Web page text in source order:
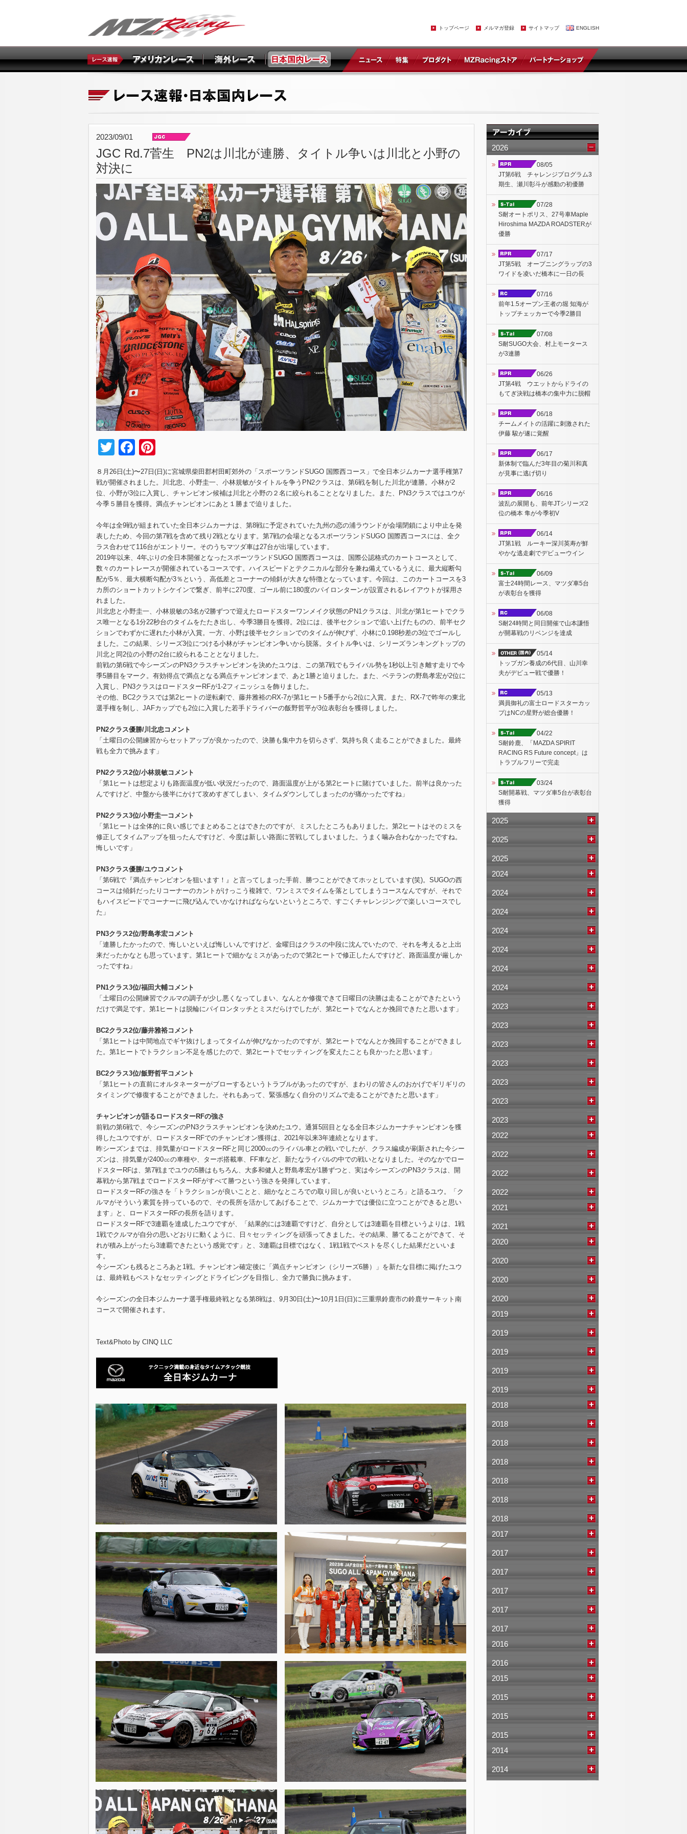
トップページ メルマガ登録 サイトマップ ENGLISH
2023/09/01
JGC Rd.7菅生 PN2は川北が連勝、タイトル争いは川北と小野の
対決に
TwitterFacebook
８月26日(土)〜27日(日)に宮城県柴田郡村田町郊外の「スポーツランドSUGO 国際西コース」で全日本ジムカーナ選手権第7
戦が開催されました。川北忠、小野圭一、小林規敏がタイトルを争うPN2クラスは、第6戦を制した川北が連勝。小林が2
位、小野が3位に入賞し、チャンピオン候補は川北と小野の２名に絞られることとなりました。また、PN3クラスではユウが
今季５勝目を獲得。満点チャンピオンにあと１勝まで迫りました。
今年は全9戦が組まれていた全日本ジムカーナは、第8戦に予定されていた九州の恋の浦ラウンドが会場閉鎖により中止を発
表したため、今回の第7戦を含めて残り2戦となります。第7戦の会場となるスポーツランドSUGO 国際西コースには、全ク
ラス合わせて116台がエントリー。そのうちマツダ車は27台が出場しています。
2019年以来、4年ぶりの全日本開催となったスポーツランドSUGO 国際西コースは、国際公認格式のカートコースとして、
数々のカートレースが開催されているコースです。ハイスピードとテクニカルな部分を兼ね備えているうえに、最大縦断勾
配が5％、最大横断勾配が3％という、高低差とコーナーの傾斜が大きな特徴となっています。今回は、このカートコースを3
カ所のショートカットシケインで繋ぎ、前半に270度、ゴール前に180度のパイロンターンが設置されるレイアウトが採用さ
れました。
川北忠と小野圭一、小林規敏の3名が2勝ずつで迎えたロードスターワンメイク状態のPN1クラスは、川北が第1ヒートでクラ
ス唯一となる1分22秒台のタイムをたたき出し、今季3勝目を獲得。2位には、後半セクションで追い上げたものの、前半セク
ションでわずかに遅れた小林が入賞。一方、小野は後半セクションでのタイムが伸びず、小林に0.198秒差の3位でゴールし
ました。この結果、シリーズ3位につける小林がチャンピオン争いから脱落。タイトル争いは、シリーズランキングトップの
川北と同2位の小野の2台に絞られることとなりました。
前戦の第6戦で今シーズンのPN3クラスチャンピオンを決めたユウは、この第7戦でもライバル勢を1秒以上引き離す走りで今
季5勝目をマーク。有効得点で満点となる満点チャンピオンまで、あと1勝と迫りました。また、ベテランの野島孝宏が2位に
入賞し、PN3クラスはロードスターRFが1-2フィニッシュを飾りました。
その他、BC2クラスでは第2ヒートの逆転劇で、藤井雅裕のRX-7が第1ヒート5番手から2位に入賞。また、RX-7で昨年の東北
選手権を制し、JAFカップでも2位に入賞した若手ドライバーの飯野哲平が3位表彰台を獲得しました。
PN2クラス優勝/川北忠コメント
「土曜日の公開練習からセットアップが良かったので、決勝も集中力を切らさず、気持ち良く走ることができました。最終
戦も全力で挑みます」
PN2クラス2位/小林規敏コメント
「第1ヒートは想定よりも路面温度が低い状況だったので、路面温度が上がる第2ヒートに賭けていました。前半は良かった
んですけど、中盤から後半にかけて攻めすぎてしまい、タイムダウンしてしまったのが痛かったですね」
PN2クラス3位/小野圭一コメント
「第1ヒートは全体的に良い感じでまとめることはできたのですが、ミスしたところもありました。第2ヒートはそのミスを
修正してタイムアップを狙ったんですけど、今度は新しい路面に苦戦してしまいました。うまく噛み合わなかったですね。
悔しいです」
PN3クラス優勝/ユウコメント
「第6戦で『満点チャンピオンを狙います！』と言ってしまった手前、勝つことができてホッとしています(笑)。SUGOの西
コースは傾斜だったりコーナーのカントがけっこう複雑で、ワンミスでタイムを落としてしまうコースなんですが、それで
もハイスピードでコーナーに飛び込んでいかなければならないというところで、すごくチャレンジングで楽しいコースでし
た」
PN3クラス2位/野島孝宏コメント
「連勝したかったので、悔しいといえば悔しいんですけど、金曜日はクラスの中段に沈んでいたので、それを考えると上出
来だったかなとも思っています。第1ヒートで細かなミスがあったので第2ヒートで修正したんですけど、路面温度が厳しか
ったですね」
PN1クラス3位/福田大輔コメント
「土曜日の公開練習でクルマの調子が少し悪くなってしまい、なんとか修復できて日曜日の決勝は走ることができたという
だけで満足です。第1ヒートは脱輪にパイロンタッチとミスだらけでしたが、第2ヒートでなんとか挽回できたと思います」
BC2クラス2位/藤井雅裕コメント
「第1ヒートは中間地点でギヤ抜けしまってタイムが伸びなかったのですが、第2ヒートでなんとか挽回することができまし
た。第1ヒートでトラクション不足を感じたので、第2ヒートでセッティングを変えたことも良かったと思います」
BC2クラス3位/飯野哲平コメント
「第1ヒートの直前にオルタネーターがブローするというトラブルがあったのですが、まわりの皆さんのおかげでギリギリの
タイミングで修復することができました。それもあって、緊張感なく自分のリズムで走ることができたと思います」
チャンピオンが語るロードスターRFの強さ
前戦の第6戦で、今シーズンのPN3クラスチャンピオンを決めたユウ。通算5回目となる全日本ジムカーナチャンピオンを獲
得したユウですが、ロードスターRFでのチャンピオン獲得は、2021年以来3年連続となります。
昨シーズンまでは、排気量がロードスターRFと同じ2000㏄のライバル車との戦いでしたが、クラス編成が刷新された今シー
ズンは、排気量が2400㏄の車種や、ターボ搭載車、FF車など、新たなライバルの中での戦いとなりました。そのなかでロー
ドスターRFは、第7戦までユウの5勝はもちろん、大多和健人と野島孝宏が1勝ずつと、実は今シーズンのPN3クラスは、開
幕戦から第7戦までロードスターRFがすべて勝つという強さを発揮しています。
ロードスターRFの強さを「トラクションが良いことと、細かなところでの取り回しが良いというところ」と語るユウ。「ク
ルマがそういう素質を持っているので、その長所を活かしてあげることで、ジムカーナでは優位に立つことができると思い
ます」と、ロードスターRFの長所を語ります。
ロードスターRFで3連覇を達成したユウですが、「結果的には3連覇ですけど、自分としては3連覇を目標というよりは、1戦
1戦でクルマが自分の思いどおりに動くように、日々セッティングを頑張ってきました。その結果、勝てることができて、そ
れが積み上がったら3連覇できたという感覚です」と、3連覇は目標ではなく、1戦1戦でベストを尽くした結果だといいま
す。
今シーズンも残るところあと1戦。チャンピオン確定後に「満点チャンピオン（シリーズ6勝）」を新たな目標に掲げたユウ
は、最終戦もベストなセッティングとドライビングを目指し、全力で勝負に挑みます。
今シーズンの全日本ジムカーナ選手権最終戦となる第8戦は、9月30日(土)〜10月1日(日)に三重県鈴鹿市の鈴鹿サーキット南
コースで開催されます。
Text&Photo by CINQ LLC
2026
08/05
JT第6戦 チャレンジプログラム3
期生、瀬川彰斗が感動の初優勝
07/28
S耐オートポリス、27号車Maple
Hiroshima MAZDA ROADSTERが
優勝
07/17
JT第5戦 オープニングラップの3
ワイドを凌いだ橋本に一日の長
07/16
前年1.5オープン王者の堀 知海が
トップチェッカーで今季2勝目
07/08
S耐SUGO大会、村上モータース
が3連勝
06/26
JT第4戦 ウエットからドライの
もてぎ決戦は橋本の集中力に脱帽
06/18
チームメイトの活躍に刺激された
伊藤 駿が遂に覚醒
06/17
新体制で臨んだ3年目の菊川和真
が見事に逃げ切り
06/16
波乱の展開も、前年JTシリーズ2
位の橋本 隼が今季初V
06/14
JT第1戦 ルーキー深川英寿が鮮
やかな逃走劇でデビューウイン
06/09
富士24時間レース、マツダ車5台
が表彰台を獲得
06/08
S耐24時間と同日開催で山本謙悟
が開幕戦のリベンジを達成
05/14
トップガン養成の6代目、山川幸
夫がデビュー戦で優勝！
05/13
満員御礼の富士ロードスターカッ
プはNCの星野が総合優勝！
04/22
S耐鈴鹿、「MAZDA SPIRIT
RACING RS Future concept」は
トラブルフリーで完走
03/24
S耐開幕戦、マツダ車5台が表彰台
獲得
2025
2025
2025
2024
2024
2024
2024
2024
2024
2024
2023
2023
2023
2023
2023
2023
2023
2022
2022
2022
2022
2021
2021
2020
2020
2020
2020
2019
2019
2019
2019
2019
2018
2018
2018
2018
2018
2018
2018
2017
2017
2017
2017
2017
2017
2016
2016
2015
2015
2015
2015
2014
2014